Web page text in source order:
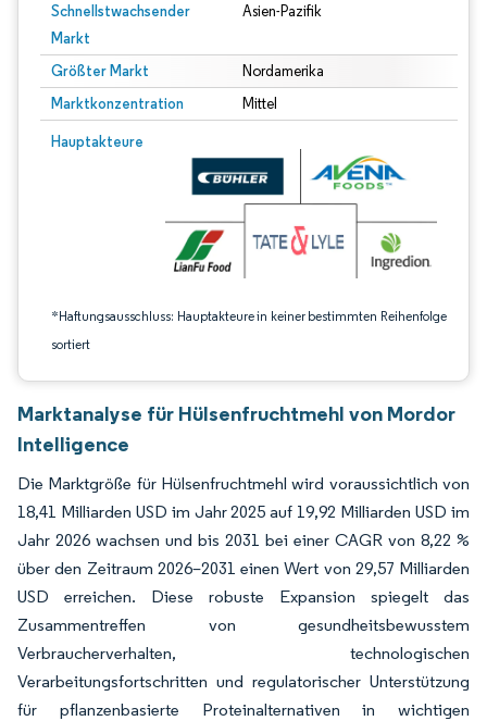
Schnellstwachsender
Markt
Asien-Pazifik
Größter Markt Nordamerika
Marktkonzentration Mittel
Hauptakteure
*Haftungsausschluss: Hauptakteure in keiner bestimmten Reihenfolge
sortiert
Bild © Mordor Intelligence. Wiederverwendung erfordert Namensnennung
Marktanalyse für Hülsenfruchtmehl von Mordor
Intelligence
Die Marktgröße für Hülsenfruchtmehl wird voraussichtlich von
18,41 Milliarden USD im Jahr 2025 auf 19,92 Milliarden USD im
Jahr 2026 wachsen und bis 2031 bei einer CAGR von 8,22 %
über den Zeitraum 2026–2031 einen Wert von 29,57 Milliarden
USD erreichen. Diese robuste Expansion spiegelt das
Zusammentreffen von gesundheitsbewusstem
Verbraucherverhalten, technologischen
Verarbeitungsfortschritten und regulatorischer Unterstützung
für pflanzenbasierte Proteinalternativen in wichtigen